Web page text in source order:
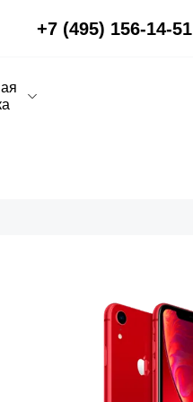
+7 (495) 156-14-51